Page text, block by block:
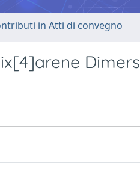
in Atti di convegno
Dimers